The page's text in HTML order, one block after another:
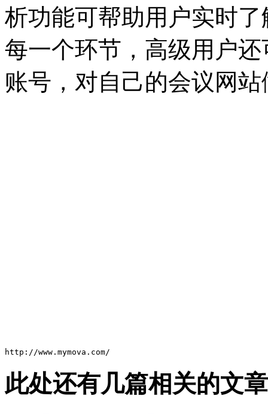
析功能可帮助用户实时
每一个环节，高级用户还
账号，对自己的会议网
http://www.mymova.com/
此处还有几篇相关的文